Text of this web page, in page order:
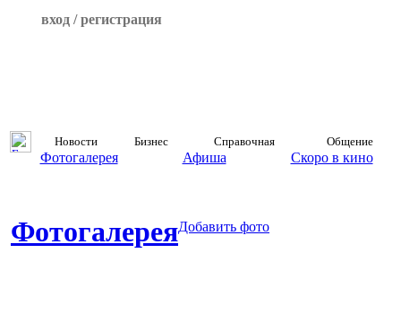
вход / регистрация
Новости Бизнес Справочная Общение
Фотогалерея Афиша Скоро в кино
ФотогалереяДобавить фото